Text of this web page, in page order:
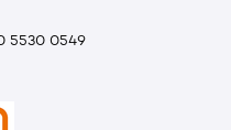
5530 0549